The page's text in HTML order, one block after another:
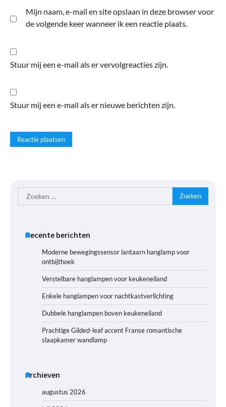
Mijn naam, e-mail en site opslaan in deze browser voor
de volgende keer wanneer ik een reactie plaats.
Stuur mij een e-mail als er vervolgreacties zijn.
Stuur mij een e-mail als er nieuwe berichten zijn.
Zoeken
naar:
Recente berichten
Moderne bewegingssensor lantaarn hanglamp voor
ontbijthoek
Verstelbare hanglampen voor keukeneiland
Enkele hanglampen voor nachtkastverlichting
Dubbele hanglampen boven keukeneiland
Prachtige Gilded-leaf accent Franse romantische
slaapkamer wandlamp
Archieven
augustus 2026